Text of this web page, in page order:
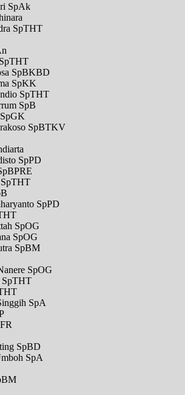
SpAk
SpTHT
SpBKBD
SpKK
SpTHT
SpB
SpBTKV
SpPD
SpPD
SpOG
SpOG
SpBM
SpOG
SpTHT
SpA
SpBD
SpA